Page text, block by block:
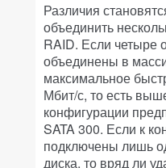
Различия
объединить
RAID. Если четыре
объединены в
максимальное
Мбит/с, то есть
конфигурации
SATA 300. Если к
подключены лишь
диска, то вряд ли